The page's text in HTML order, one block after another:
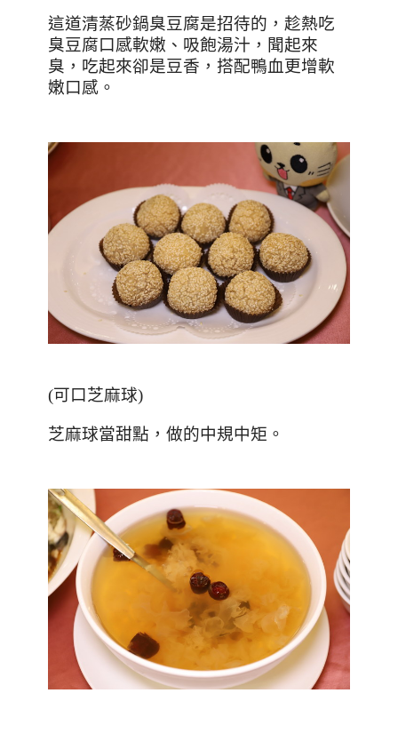
這道清蒸砂鍋臭豆腐是招待的，趁熱吃
臭豆腐口感軟嫩、吸飽湯汁，聞起來
臭，吃起來卻是豆香，搭配鴨血更增軟
嫩口感。
(可口芝麻球)
芝麻球當甜點，做的中規中矩。